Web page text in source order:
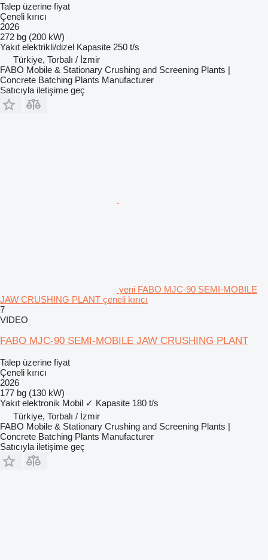
Talep üzerine fiyat
Çeneli kırıcı
2026
272 bg (200 kW)
Yakıt elektrikli/dizel Kapasite 250 t/s
Türkiye, Torbalı / İzmir
FABO Mobile & Stationary Crushing and Screening Plants |
Concrete Batching Plants Manufacturer
Satıcıyla iletişime geç
yeni FABO MJC-90 SEMI-MOBILE
JAW CRUSHING PLANT çeneli kırıcı
7
VIDEO
FABO MJC-90 SEMI-MOBILE JAW CRUSHING PLANT
Talep üzerine fiyat
Çeneli kırıcı
2026
177 bg (130 kW)
Yakıt elektronik Mobil ✓ Kapasite 180 t/s
Türkiye, Torbalı / İzmir
FABO Mobile & Stationary Crushing and Screening Plants |
Concrete Batching Plants Manufacturer
Satıcıyla iletişime geç